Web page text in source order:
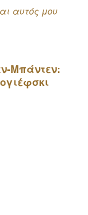
αυτός μου
Μπάντεν: